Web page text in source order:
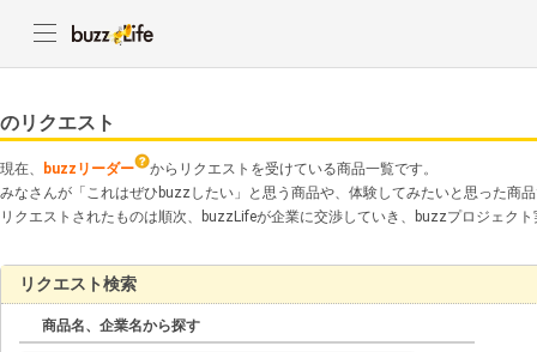
のリクエスト
現在、 buzzリーダー
からリクエストを受けている商品一覧です。
みなさんが「これはぜひbuzzしたい」と思う商品や、体験してみたいと思った商
リクエストされたものは順次、buzzLifeが企業に交渉していき、buzzプロジェク
リクエスト検索
商品名、企業名から探す